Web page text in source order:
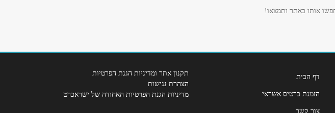
אותו באתר ותמצאו!
דף הבית
הזמנת כרטיס אשראי
צור קשר
תקנון אתר ומדיניות הגנת הפרטיות
הצהרת נגישות
מדיניות הגנת הפרטיות האחודה של ישראכרט